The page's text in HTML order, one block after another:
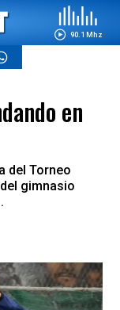
90.1 Mhz
en
del Torneo
gimnasio